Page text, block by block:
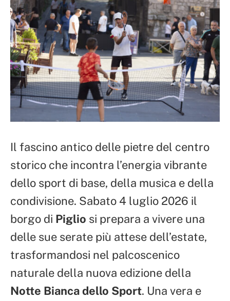
Il fascino antico delle pietre del centro
storico che incontra l’energia vibrante
dello sport di base, della musica e della
condivisione. Sabato 4 luglio 2026 il
borgo di Piglio si prepara a vivere una
delle sue serate più attese dell’estate,
trasformandosi nel palcoscenico
naturale della nuova edizione della
Notte Bianca dello Sport. Una vera e